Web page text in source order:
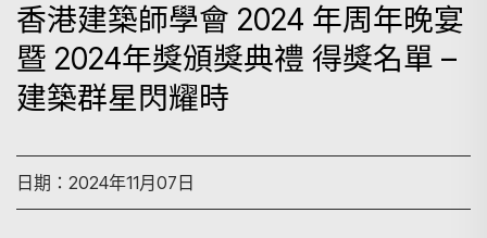
香港建築師學會 2024 年周年晚宴
暨 2024年獎頒獎典禮 得獎名單 –
建築群星閃耀時
日期：2024年11月07日